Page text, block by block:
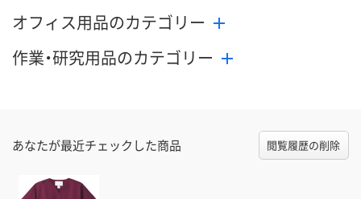
オフィス用品のカテゴリー
作業・研究用品のカテゴリー
あなたが最近チェックした商品 閲覧履歴の削除